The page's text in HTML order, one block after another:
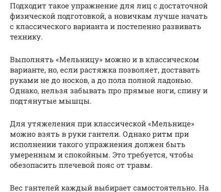
Подходит такое упражнение для лиц с достаточной
физической подготовкой, а новичкам лучше начать
с классического варианта и постепенно развивать
технику.
Выполнять «Мельницу» можно и в классическом
варианте, но, если растяжка позволяет, доставать
руками не до носков, а до пола полной ладонью.
Однако, нельзя забывать про прямые ноги, спину и
подтянутые мышцы.
Для утяжеления при классической «Мельнице»
можно взять в руки гантели. Однако ритм при
исполнении такого упражнения должен быть
умеренным и спокойным. Это требуется, чтобы
обезопасить плечевой пояс от травм.
Вес гантелей каждый выбирает самостоятельно. На